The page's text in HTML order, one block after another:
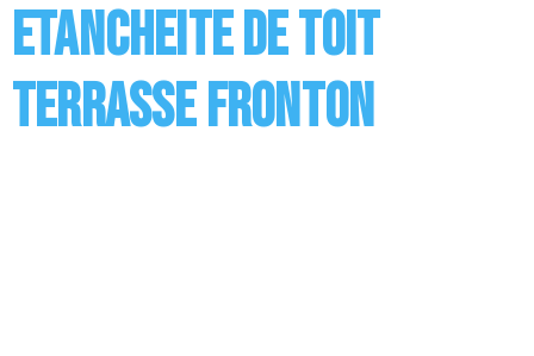
Etancheite de toit
terrasse Fronton